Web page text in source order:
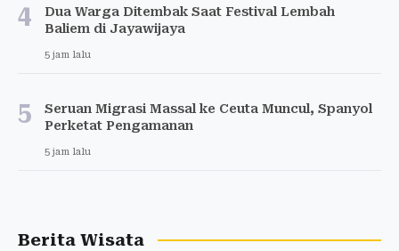
4
Dua Warga Ditembak Saat Festival Lembah
Baliem di Jayawijaya
5 jam lalu
5
Seruan Migrasi Massal ke Ceuta Muncul, Spanyol
Perketat Pengamanan
5 jam lalu
Berita Wisata